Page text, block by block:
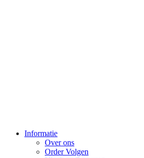
Informatie
Over ons
Order Volgen